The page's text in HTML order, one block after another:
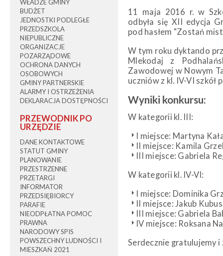
WŁADZE GMINY
BUDŻET
JEDNOSTKI PODLEGŁE
PRZEDSZKOLA
NIEPUBLICZNE
ORGANIZACJE
POZARZĄDOWE
OCHRONA DANYCH
OSOBOWYCH
GMINY PARTNERSKIE
ALARMY I OSTRZEŻENIA
DEKLARACJA DOSTĘPNOŚCI
PRZEWODNIK PO
URZĘDZIE
DANE KONTAKTOWE
STATUT GMINY
PLANOWANIE
PRZESTRZENNE
PRZETARGI
INFORMATOR
PRZEDSIĘBIORCY
PARAFIE
NIEODPŁATNA POMOC
PRAWNA
NARODOWY SPIS
POWSZECHNY LUDNOŚCI I
MIESZKAŃ 2021
11 maja 2016 r. w
odbyła się XII edycja
pod hasłem "Zostań
W tym roku dyktando
Mlekodaj z
Zawodowej w Nowym
uczniów z kl. IV-VI
Wyniki konkursu:
W kategorii kl. III:
I miejsce: Martyna
II miejsce: Kamila
III miejsce: Gabriela
W kategorii kl. IV-VI:
I miejsce: Dominika
II miejsce: Jakub
III miejsce: Gabriela
IV miejsce: Roksana
Serdecznie gratulujemy i